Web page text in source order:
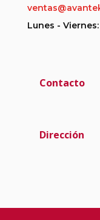
Lunes -
Contacto
Dirección